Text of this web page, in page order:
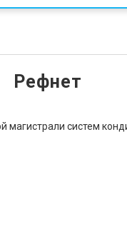
Рефнет
систем